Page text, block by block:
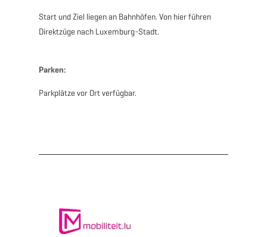
Start und Ziel liegen an Bahnhöfen. Von hier führen
Direktzüge nach Luxemburg-Stadt.
Parken:
Parkplätze vor Ort verfügbar.